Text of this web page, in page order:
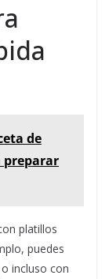
de
preparar
platillos
puedes
incluso con